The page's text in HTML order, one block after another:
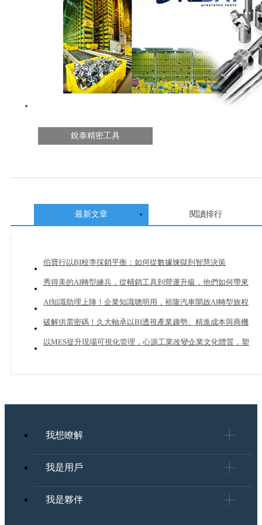
銳泰精密工具
最新文章 閱讀排行
伯寶行以BI校準採銷平衡：如何從數據煉獄到智慧決策
秀得美的AI轉型練兵，從輔銷工具到營運升級，他們如何帶來
20%業績成長？
AI知識助理上陣！企業知識聰明用，裕隆汽車開啟AI轉型旅程
破解供需密碼！久大軸承以BI透視產業趨勢、精進成本與商機
管理
以MES提升現場可視化管理，心源工業改變企業文化體質，塑
我想瞭解
我是用戶
我是夥伴